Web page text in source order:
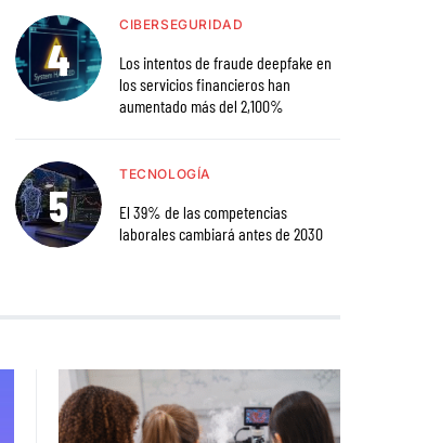
CIBERSEGURIDAD
Los intentos de fraude deepfake en
los servicios financieros han
aumentado más del 2,100%
TECNOLOGÍA
El 39% de las competencias
laborales cambiará antes de 2030